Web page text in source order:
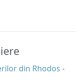
din Rhodos -